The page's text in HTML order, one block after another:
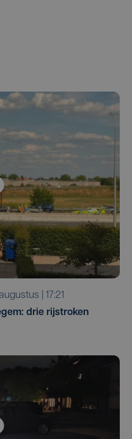
augustus | 17:21
drie rijstroken